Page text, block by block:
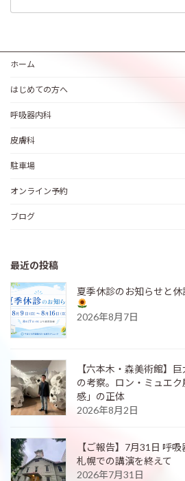
ホーム
はじめての方へ
呼吸器内科
皮膚科
駐車場
オンライン予約
ブログ
最近の投稿
夏季休診のお知らせと
2026年8月7日
【六本木・森美術館】
の考察。ロン・ミュエ
感」の正体
2026年8月2日
【ご報告】7月31日 呼
札幌での講演を終えて
2026年7月31日